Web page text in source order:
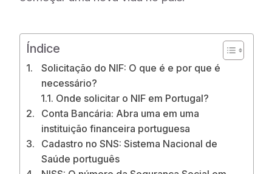
Índice
Solicitação do NIF: O que é e por que é
necessário?
Onde solicitar o NIF em Portugal?
Conta Bancária: Abra uma em uma
instituição financeira portuguesa
Cadastro no SNS: Sistema Nacional de
Saúde português